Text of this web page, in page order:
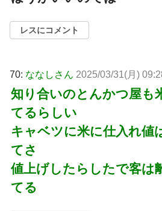
レスにコメント
70: ななしさん 2025/03/31(月)
知り合いのとんかつ屋も
てるらしい
キャベツに米に仕入れ値
てさ
値上げしたらしたで客は
てる